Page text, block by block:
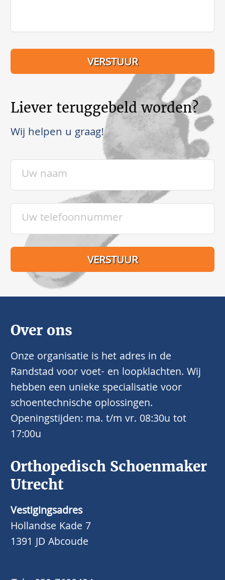
Liever teruggebeld worden?
Wij helpen u graag!
Orthopedisch Schoenmaker
Utrecht
Vestigingsadres
Hollandse Kade 7
1391 JD Abcoude
Over ons
Onze organisatie is het adres in de
Randstad voor voet- en loopklachten. Wij
hebben een unieke specialisatie voor
schoentechnische oplossingen.
Openingstijden: ma. t/m vr. 08:30u tot
17:00u